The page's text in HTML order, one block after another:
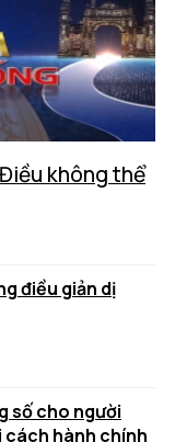
không thể
điều giản dị
số cho người
cách hành chính